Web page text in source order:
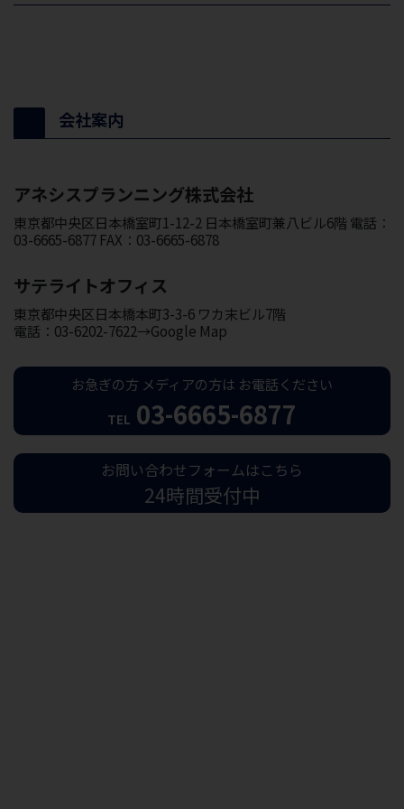
会社案内
アネシスプランニング株式会社
東京都中央区日本橋室町1-12-2 日本橋室町兼八ビル6階 電話：
03-6665-6877 FAX：03-6665-6878
サテライトオフィス
東京都中央区日本橋本町3-3-6 ワカ末ビル7階
電話：03-6202-7622→Google Map
お急ぎの方 メディアの方は お電話ください
TEL 03-6665-6877
お問い合わせフォームはこちら
24時間受付中